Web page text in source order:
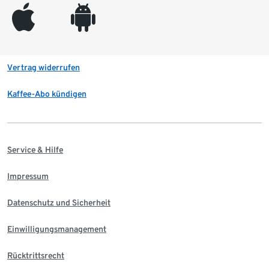
appleinc android
Vertrag widerrufen
Kaffee-Abo kündigen
Service & Hilfe
Impressum
Datenschutz und Sicherheit
Einwilligungsmanagement
Rücktrittsrecht